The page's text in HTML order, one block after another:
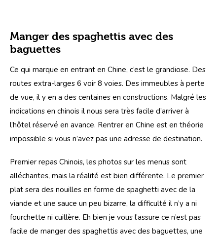
Manger des spaghettis avec des
baguettes
Ce qui marque en entrant en Chine, c’est le grandiose. Des
routes extra-larges 6 voir 8 voies. Des immeubles à perte
de vue, il y en a des centaines en constructions. Malgré les
indications en chinois il nous sera très facile d’arriver à
l’hôtel réservé en avance. Rentrer en Chine est en théorie
impossible si vous n’avez pas une adresse de destination.
Premier repas Chinois, les photos sur les menus sont
alléchantes, mais la réalité est bien différente. Le premier
plat sera des nouilles en forme de spaghetti avec de la
viande et une sauce un peu bizarre, la difficulté il n’y a ni
fourchette ni cuillère. Eh bien je vous l’assure ce n’est pas
facile de manger des spaghettis avec des baguettes, une